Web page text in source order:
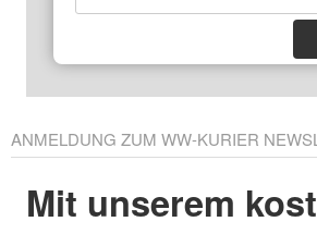
ANMELDUNG ZUM WW-KURIER
Mit unserem